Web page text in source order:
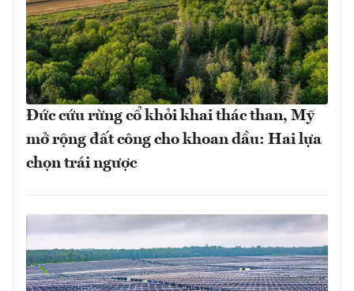
Đức cứu rừng cổ khỏi khai thác than, Mỹ
mở rộng đất công cho khoan dầu: Hai lựa
chọn trái ngược